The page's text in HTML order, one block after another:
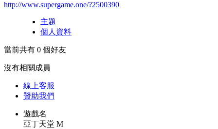
http://www.supergame.one/?2500390
主題
個人資料
當前共有 0 個好友
沒有相關成員
線上客服
贊助我們
遊戲名
亞丁天堂 M